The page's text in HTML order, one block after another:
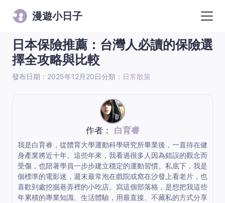
漫遊小日子
日本保險推薦：台灣人必讀的保險選
擇全攻略與比較
發布日期：2025年12月20日分類： 日常散策
作者： 白育睿
我是白育睿，從體育大學運動科學研究所畢業後，一直待在健
身產業將近十年。這些年來，我看過很多人因為錯誤的觀念而
受傷，也陪著學員一步步建立穩定的運動習慣。私底下，我是
個標準的電影迷，週末最常泡在戲院或窩在沙發上看老片，也
喜歡到處挖掘巷弄裡的小吃店。寫這個部落格，是想把我這些
年累積的專業知識、生活體驗，用最直接、不藏私的方式分享